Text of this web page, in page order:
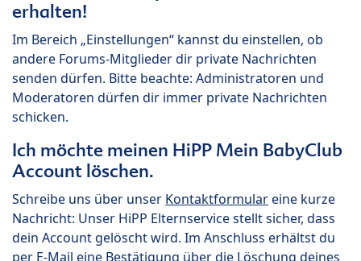
erhalten!
Im Bereich „Einstellungen“ kannst du einstellen, ob
andere Forums-Mitglieder dir private Nachrichten
senden dürfen. Bitte beachte: Administratoren und
Moderatoren dürfen dir immer private Nachrichten
schicken.
Ich möchte meinen HiPP Mein BabyClub
Account löschen.
Schreibe uns über unser Kontaktformulareine kurze
Nachricht: Unser HiPP Elternservice stellt sicher, dass
dein Account gelöscht wird. Im Anschluss erhältst du
per E-Mail eine Bestätigung über die Löschung deines